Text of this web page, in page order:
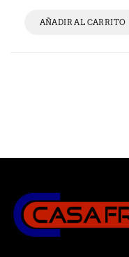
AÑADIR AL CARRITO